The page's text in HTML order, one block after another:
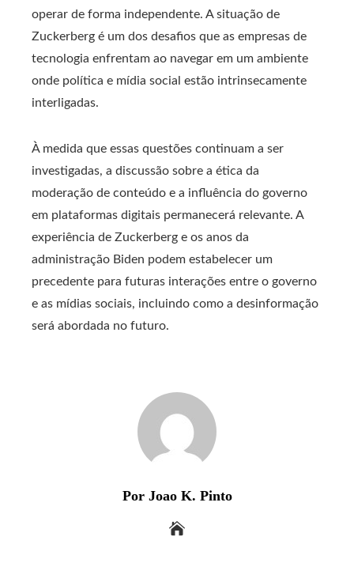
operar de forma independente. A situação de
Zuckerberg é um dos desafios que as empresas de
tecnologia enfrentam ao navegar em um ambiente
onde política e mídia social estão intrinsecamente
interligadas.
À medida que essas questões continuam a ser
investigadas, a discussão sobre a ética da
moderação de conteúdo e a influência do governo
em plataformas digitais permanecerá relevante. A
experiência de Zuckerberg e os anos da
administração Biden podem estabelecer um
precedente para futuras interações entre o governo
e as mídias sociais, incluindo como a desinformação
será abordada no futuro.
Por Joao K. Pinto